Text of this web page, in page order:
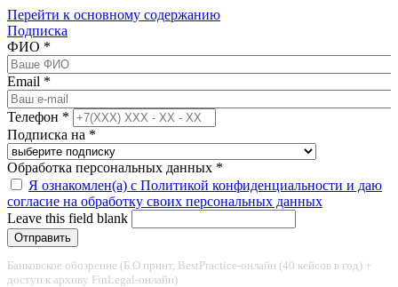
Перейти к основному содержанию
Подписка
ФИО *
Email *
Телефон *
Подписка на *
Обработка персональных данных *
Я ознакомлен(а) с Политикой конфиденциальности и даю
согласие на обработку своих персональных данных
Leave this field blank
Банковское обозрение (Б.О принт, BestPractice-онлайн (40 кейсов в год) +
доступ к архиву FinLegal-онлайн)